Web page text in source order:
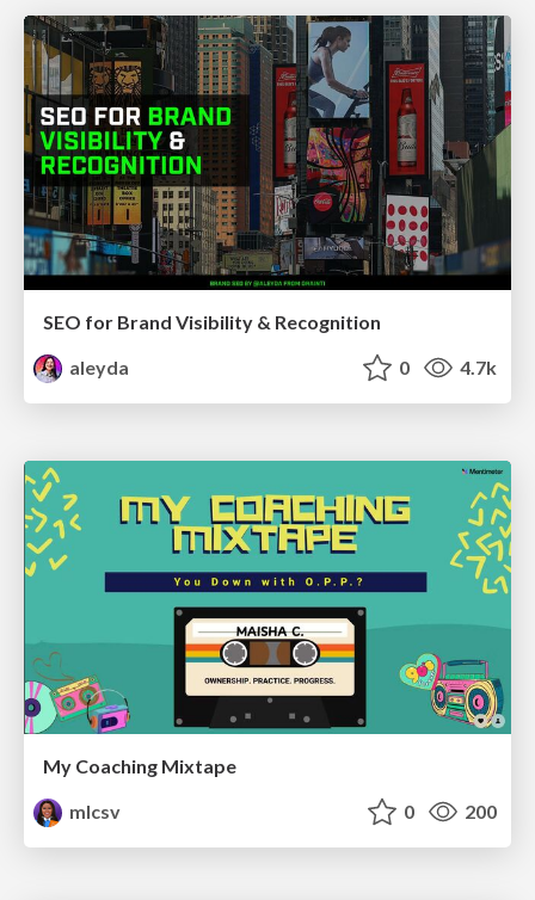
SEO for Brand Visibility & Recognition
aleyda
0 4.7k
My Coaching Mixtape
mlcsv
0 200